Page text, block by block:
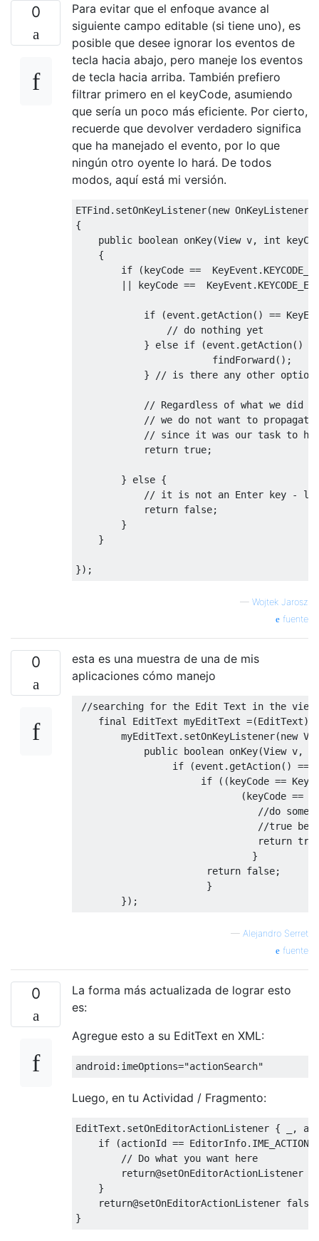
0
Para evitar que el enfoque avance al
siguiente campo editable (si tiene uno), es
posible que desee ignorar los eventos de
tecla hacia abajo, pero maneje los eventos
de tecla hacia arriba. También prefiero
filtrar primero en el keyCode, asumiendo
que sería un poco más eficiente. Por cierto,
recuerde que devolver verdadero significa
que ha manejado el evento, por lo que
ningún otro oyente lo hará. De todos
modos, aquí está mi versión.
ETFind. setOnKeyListener(new OnKeyListener
{
public boolean onKey(View v, int
{
if
(keyCode == KeyEvent .
||
keyCode == KeyEvent .
if (event . getAction() ==
// do nothing yet
}
else if (event . getAction()
                        findForward
();
}
// is there any other option
// Regardless of what we did
// we do not want to
// since it was our task to
return true;
} else {
// it is not an Enter key - let
return false;
}
}
});
— Wojtek Jarosz
fuente
0
esta es una muestra de una de mis
aplicaciones cómo manejo
//searching for the Edit Text in the
final
EditText myEditText =(EditText)
        myEditText
. setOnKeyListener(new
public boolean onKey(View v,
if
(event . getAction() ==
if
((keyCode ==
(keyCode ==
//do
//true
return
}
return false;
}
});
— Alejandro Serret
fuente
0
La forma más actualizada de lograr esto
es:
Agregue esto a su EditText en XML:
android: imeOptions="actionSearch"
Luego, en tu Actividad / Fragmento:
EditText . setOnEditorActionListener { ,
if
(actionId == EditorInfo.
// Do what you want here
return@setOnEditorActionListener
}
return@setOnEditorActionListener false
}